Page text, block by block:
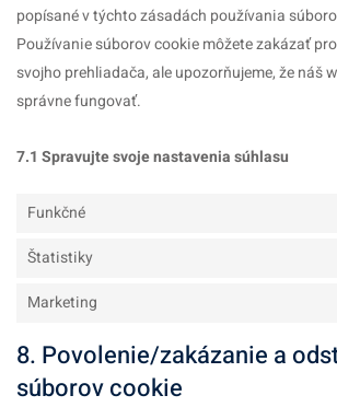
popísané v týchto zásadách používania
Používanie súborov cookie môžete zakázať
svojho prehliadača, ale upozorňujeme, že náš
správne fungovať.
7.1 Spravujte svoje nastavenia súhlasu
Funkčné
Štatistiky
Marketing
8. Povolenie/zakázanie a
súborov cookie